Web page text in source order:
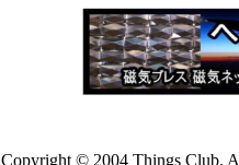
Copyright © 2004 Things Club.